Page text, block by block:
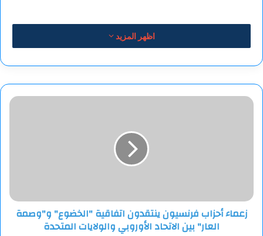
اظهر المزيد
زعماء
بين
الاتحاد
زعماء أحزاب فرنسيون ينتقدون اتفاقية "الخضوع" و"وصمة
العار" بين الاتحاد الأوروبي والولايات المتحدة